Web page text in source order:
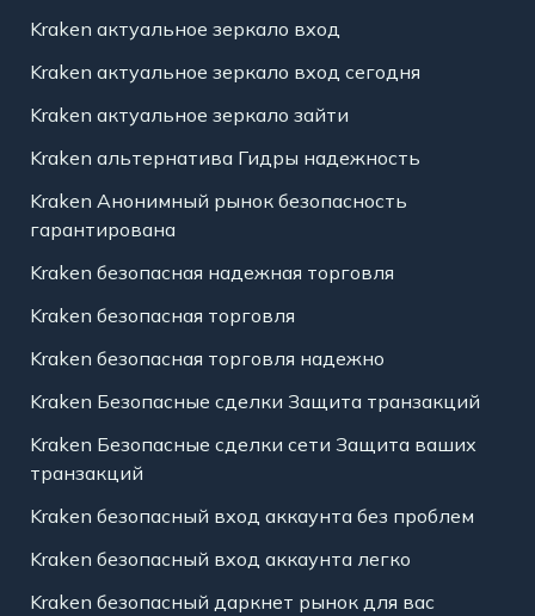
Kraken актуальное зеркало вход
Kraken актуальное зеркало вход сегодня
Kraken актуальное зеркало зайти
Kraken альтернатива Гидры надежность
Kraken Анонимный рынок безопасность
гарантирована
Kraken безопасная надежная торговля
Kraken безопасная торговля
Kraken безопасная торговля надежно
Kraken Безопасные сделки Защита транзакций
Kraken Безопасные сделки сети Защита ваших
транзакций
Kraken безопасный вход аккаунта без проблем
Kraken безопасный вход аккаунта легко
Kraken безопасный даркнет рынок для вас